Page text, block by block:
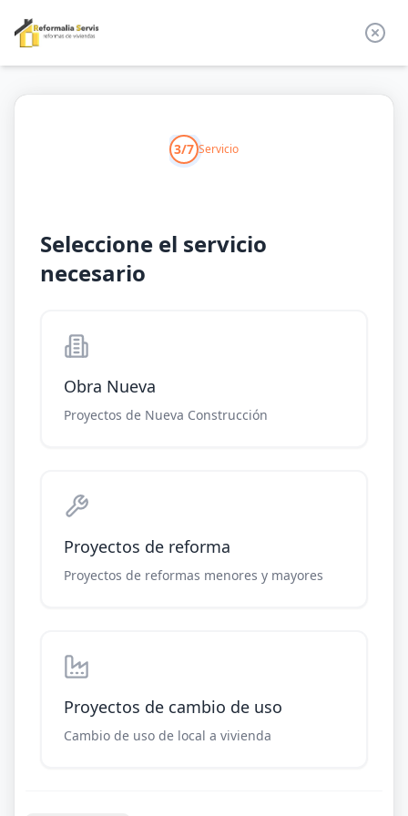
3/7 Servicio
Seleccione el servicio
necesario
Obra Nueva
Proyectos de Nueva Construcción
Proyectos de reforma
Proyectos de reformas menores y mayores
Proyectos de cambio de uso
Cambio de uso de local a vivienda